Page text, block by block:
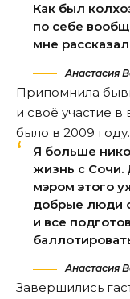
Как был
по себе
мне
Анастасия
Припомнила
и своё участие
было в 2009 году.
Я больше
жизнь с Сочи.
мэром этого
добрые люди
и все
Анастасия
Завершились